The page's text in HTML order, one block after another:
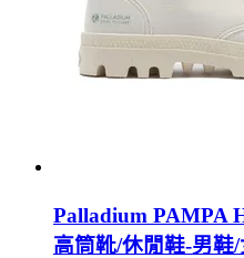
Palladium PAMPA
高筒靴/休閒鞋-男鞋